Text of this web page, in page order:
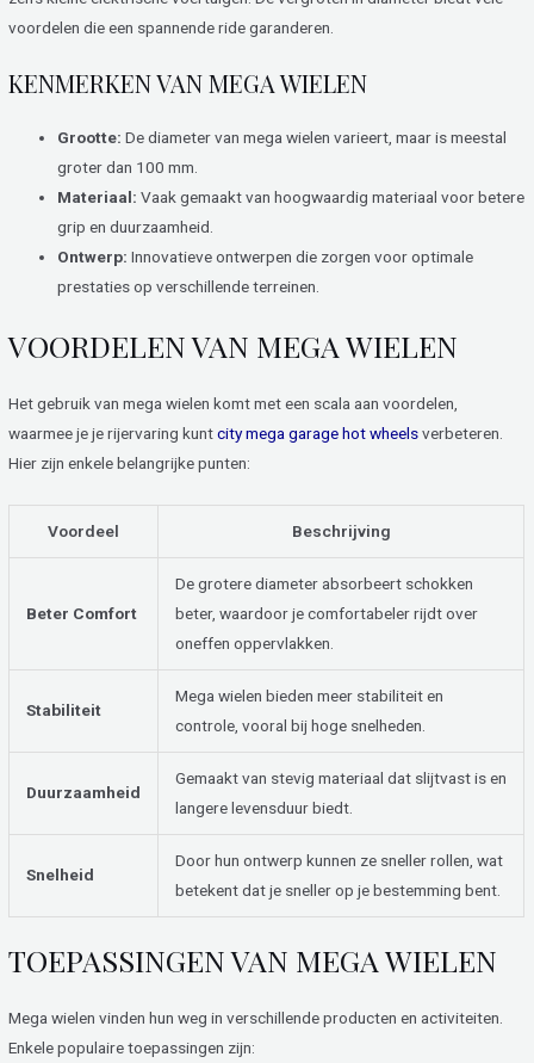
voordelen die een spannende ride garanderen.
KENMERKEN VAN MEGA WIELEN
Grootte: De diameter van mega wielen varieert, maar is meestal
groter dan 100 mm.
Materiaal: Vaak gemaakt van hoogwaardig materiaal voor betere
grip en duurzaamheid.
Ontwerp: Innovatieve ontwerpen die zorgen voor optimale
prestaties op verschillende terreinen.
VOORDELEN VAN MEGA WIELEN
Het gebruik van mega wielen komt met een scala aan voordelen,
waarmee je je rijervaring kuntcity mega garage hot wheelsverbeteren.
Hier zijn enkele belangrijke punten:
Voordeel Beschrijving
Beter Comfort
De grotere diameter absorbeert schokken
beter, waardoor je comfortabeler rijdt over
oneffen oppervlakken.
Stabiliteit
Mega wielen bieden meer stabiliteit en
controle, vooral bij hoge snelheden.
Duurzaamheid
Gemaakt van stevig materiaal dat slijtvast is en
langere levensduur biedt.
Snelheid
Door hun ontwerp kunnen ze sneller rollen, wat
betekent dat je sneller op je bestemming bent.
TOEPASSINGEN VAN MEGA WIELEN
Mega wielen vinden hun weg in verschillende producten en activiteiten.
Enkele populaire toepassingen zijn: